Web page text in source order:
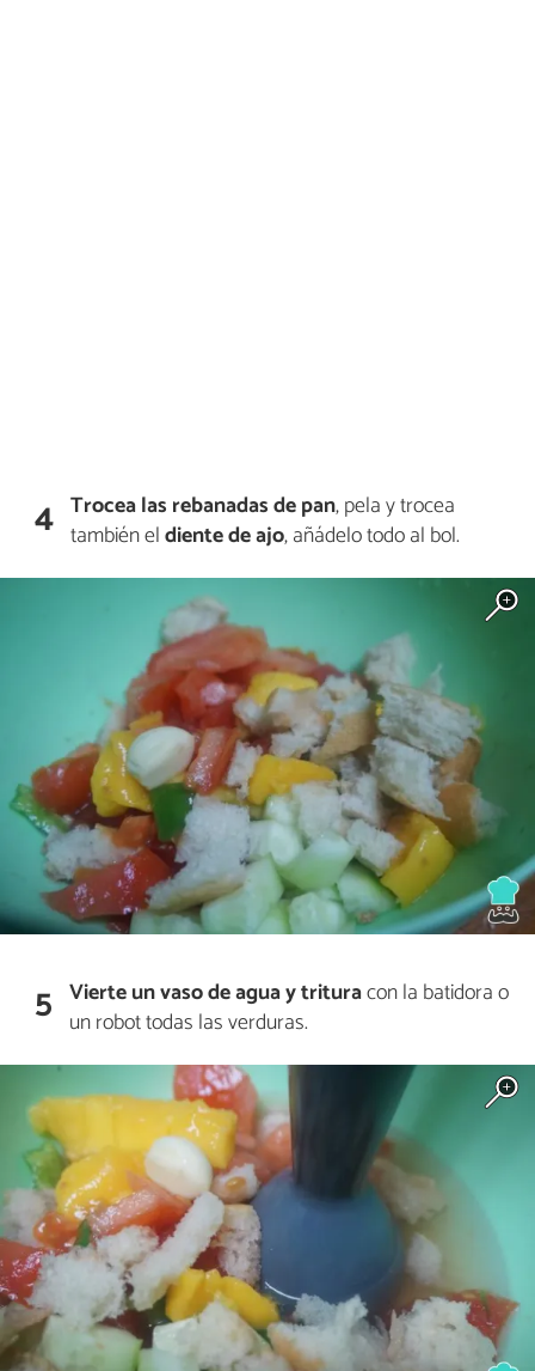
4 Trocea las rebanadas de pan, pela y trocea
también eldiente de ajo, añádelo todo al bol.
5 Vierte un vaso de agua y trituracon la batidora o
un robot todas las verduras.